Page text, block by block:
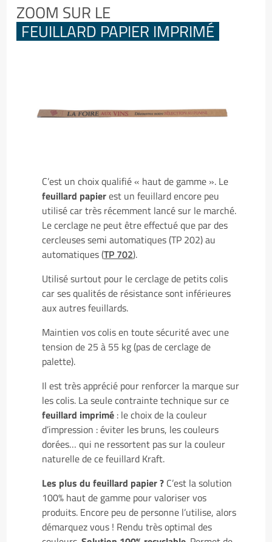
ZOOM SUR LE
FEUILLARD PAPIER IMPRIMÉ
C’est un choix qualifié « haut de gamme ». Le
feuillard papierest un feuillard encore peu
utilisé car très récemment lancé sur le marché.
Le cerclage ne peut être effectué que par des
cercleuses semi automatiques (TP 202) au
automatiques (TP 702).
Utilisé surtout pour le cerclage de petits colis
car ses qualités de résistance sont inférieures
aux autres feuillards.
Maintien vos colis en toute sécurité avec une
tension de 25 à 55 kg (pas de cerclage de
palette).
Il est très apprécié pour renforcer la marque sur
les colis. La seule contrainte technique sur ce
feuillard imprimé : le choix de la couleur
d’impression : éviter les bruns, les couleurs
dorées… qui ne ressortent pas sur la couleur
naturelle de ce feuillard Kraft.
Les plus du feuillard papier ? C’est la solution
100% haut de gamme pour valoriser vos
produits. Encore peu de personne l’utilise, alors
démarquez vous ! Rendu très optimal des